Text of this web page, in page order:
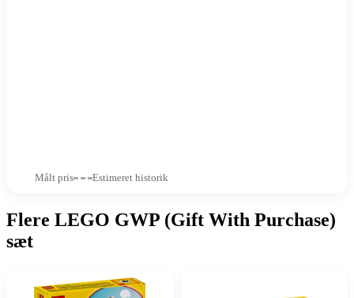
Målt pris Estimeret historik
Flere LEGO GWP (Gift With Purchase)
sæt